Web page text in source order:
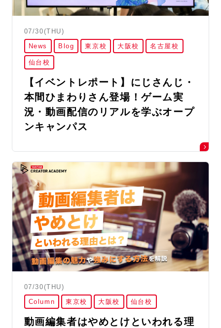
07/30(THU)
News
Blog 東京校 大阪校 名古屋校
仙台校
【イベントレポート】にじさんじ・
本間ひまわりさん登場！ゲーム実
況・動画配信のリアルを学ぶオープ
ンキャンパス
07/30(THU)
Column
東京校 大阪校 仙台校
動画編集者はやめとけといわれる理